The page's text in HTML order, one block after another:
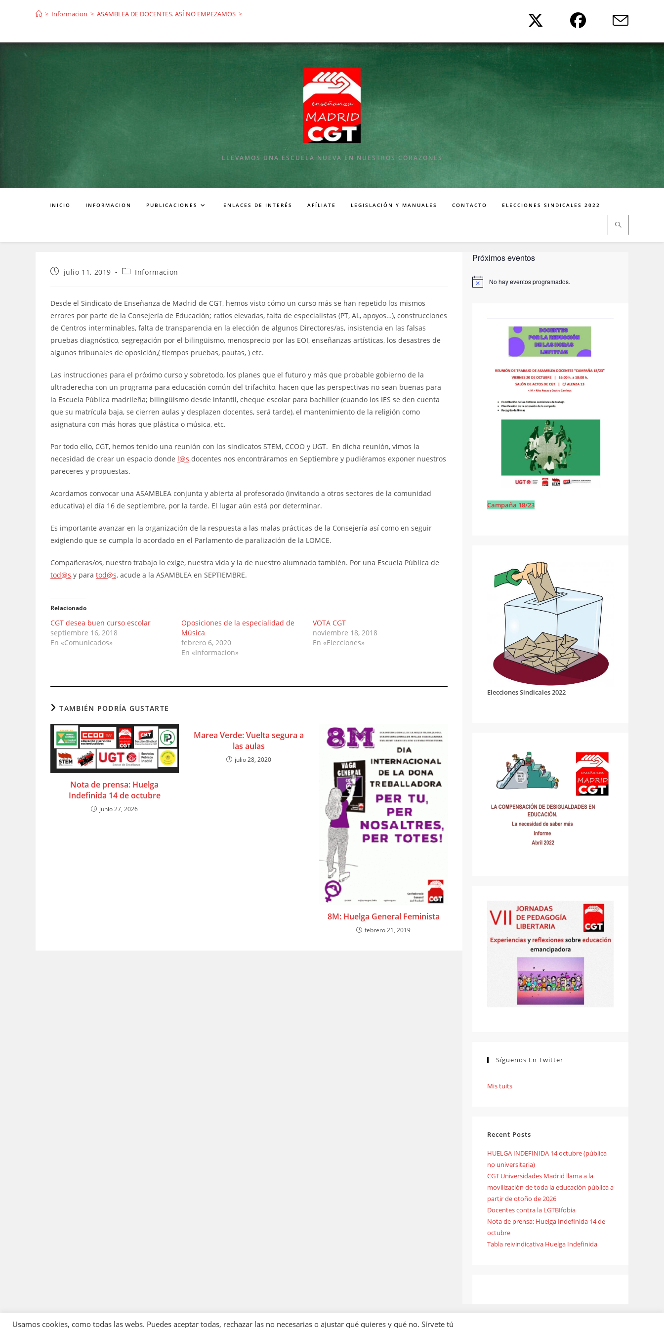
> Informacion > ASAMBLEA DE DOCENTES. ASÍ NO EMPEZAMOS >
LLEVAMOS UNA ESCUELA NUEVA EN NUESTROS CORAZONES
INICIO INFORMACION PUBLICACIONES ENLACES DE INTERÉS AFÍLIATE LEGISLACIÓN Y MANUALES CONTACTO ELECCIONES SINDICALES 2022
Publicación
entrada:
julio 11, 2019
Categoría
entrada:
Informacion
Desde el Sindicato de Enseñanza de Madrid de CGT, hemos visto cómo un curso más se han repetido los mismos
errores por parte de la Consejería de Educación; ratios elevadas, falta de especialistas (PT, AL, apoyos…), construcciones
de Centros interminables, falta de transparencia en la elección de algunos Directores/as, insistencia en las falsas
pruebas diagnóstico, segregación por el bilingüismo, menosprecio por las EOI, enseñanzas artísticas, los desastres de
algunos tribunales de oposición,( tiempos pruebas, pautas, ) etc.
Las instrucciones para el próximo curso y sobretodo, los planes que el futuro y más que probable gobierno de la
ultraderecha con un programa para educación común del trifachito, hacen que las perspectivas no sean buenas para
la Escuela Pública madrileña; bilingüismo desde infantil, cheque escolar para bachiller (cuando los IES se den cuenta
que su matrícula baja, se cierren aulas y desplazen docentes, será tarde), el mantenimiento de la religión como
asignatura con más horas que plástica o música, etc.
Por todo ello, CGT, hemos tenido una reunión con los sindicatos STEM, CCOO y UGT. En dicha reunión, vimos la
necesidad de crear un espacio donde l@s docentes nos encontráramos en Septiembre y pudiéramos exponer nuestros
pareceres y propuestas.
Acordamos convocar una ASAMBLEA conjunta y abierta al profesorado (invitando a otros sectores de la comunidad
educativa) el día 16 de septiembre, por la tarde. El lugar aún está por determinar.
Es importante avanzar en la organización de la respuesta a las malas prácticas de la Consejería así como en seguir
exigiendo que se cumpla lo acordado en el Parlamento de paralización de la LOMCE.
Compañeras/os, nuestro trabajo lo exige, nuestra vida y la de nuestro alumnado también. Por una Escuela Pública de
tod@s y para tod@s, acude a la ASAMBLEA en SEPTIEMBRE.
Relacionado
CGT desea buen curso escolar
septiembre 16, 2018
En «Comunicados»
Oposiciones de la especialidad de
Música
febrero 6, 2020
En «Informacion»
VOTA CGT
noviembre 18, 2018
En «Elecciones»
TAMBIÉN PODRÍA GUSTARTE
Nota de prensa: Huelga
Indefinida 14 de octubre
junio 27, 2026
Marea Verde: Vuelta segura a
las aulas
julio 28, 2020
8M: Huelga General Feminista
febrero 21, 2019
Próximos eventos
No hay eventos programados.
Campaña 18/23
Elecciones Sindicales 2022
Síguenos En Twitter
Mis tuits
Recent Posts
HUELGA INDEFINIDA 14 octubre (pública
no universitaria)
CGT Universidades Madrid llama a la
movilización de toda la educación pública a
partir de otoño de 2026
Docentes contra la LGTBIfobia
Nota de prensa: Huelga Indefinida 14 de
octubre
Tabla reivindicativa Huelga Indefinida
Usamos cookies, como todas las webs. Puedes aceptar todas, rechazar las no necesarias o ajustar qué quieres y qué no. Sírvete tú